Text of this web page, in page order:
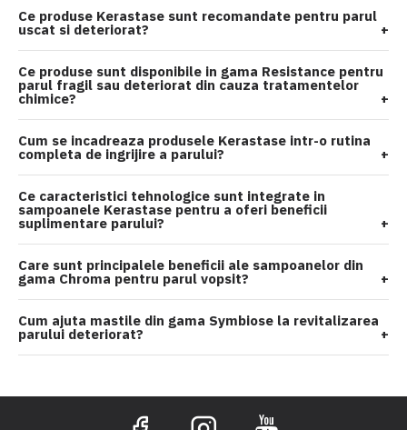
Ce produse Kerastase sunt recomandate pentru parul
uscat si deteriorat? +
Ce produse sunt disponibile in gama Resistance pentru
parul fragil sau deteriorat din cauza tratamentelor
chimice? +
Cum se incadreaza produsele Kerastase intr-o rutina
completa de ingrijire a parului? +
Ce caracteristici tehnologice sunt integrate in
sampoanele Kerastase pentru a oferi beneficii
suplimentare parului? +
Care sunt principalele beneficii ale sampoanelor din
gama Chroma pentru parul vopsit? +
Cum ajuta mastile din gama Symbiose la revitalizarea
parului deteriorat? +